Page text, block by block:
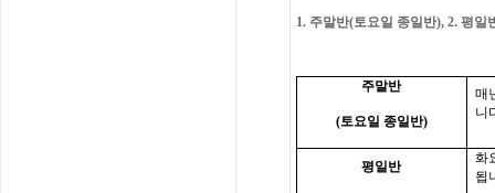
1. 주말반(토요일 종일반), 2. 평일
주말반
(토요일 종일반)
매
니
평일반
화
됩